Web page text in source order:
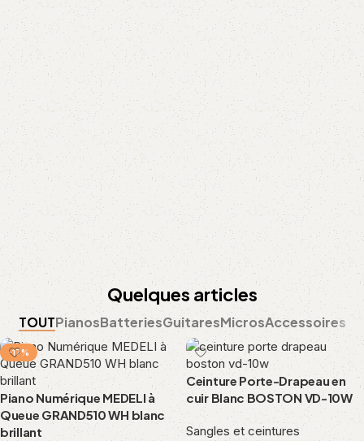
Quelques articles
TOUTPianosBatteriesGuitaresMicrosAccessoires
-17%
Piano Numérique MEDELI à
Queue GRAND510 WH blanc
brillant
Ceinture Porte-Drapeau en
cuir Blanc BOSTON VD-10W
Sangles et ceintures